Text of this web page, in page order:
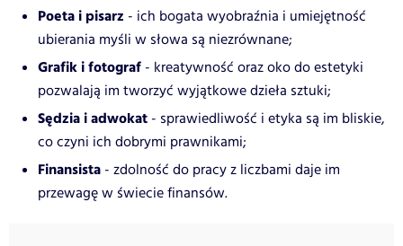
Poeta i pisarz - ich bogata wyobraźnia i umiejętność
ubierania myśli w słowa są niezrównane;
Grafik i fotograf - kreatywność oraz oko do estetyki
pozwalają im tworzyć wyjątkowe dzieła sztuki;
Sędzia i adwokat - sprawiedliwość i etyka są im bliskie,
co czyni ich dobrymi prawnikami;
Finansista - zdolność do pracy z liczbami daje im
przewagę w świecie finansów.